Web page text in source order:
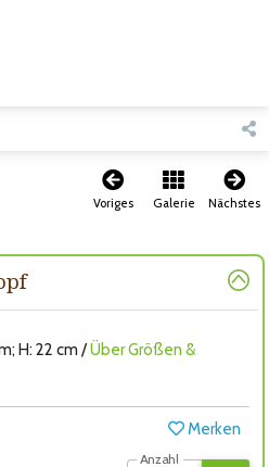
Voriges Galerie Nächstes
H: 22 cm /Über Größen &
Merken
Anzahl